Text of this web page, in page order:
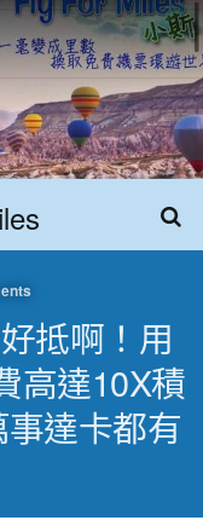
抵啊！用
高達10X積
達卡都有